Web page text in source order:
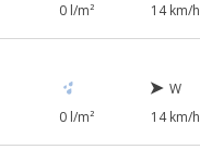
0 l/m²
14 km/h
0 l/m²
W
14 km/h